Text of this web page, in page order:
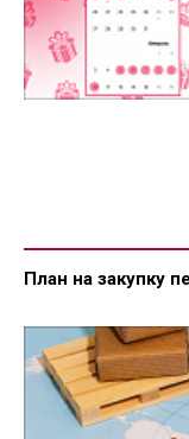
План на закупку